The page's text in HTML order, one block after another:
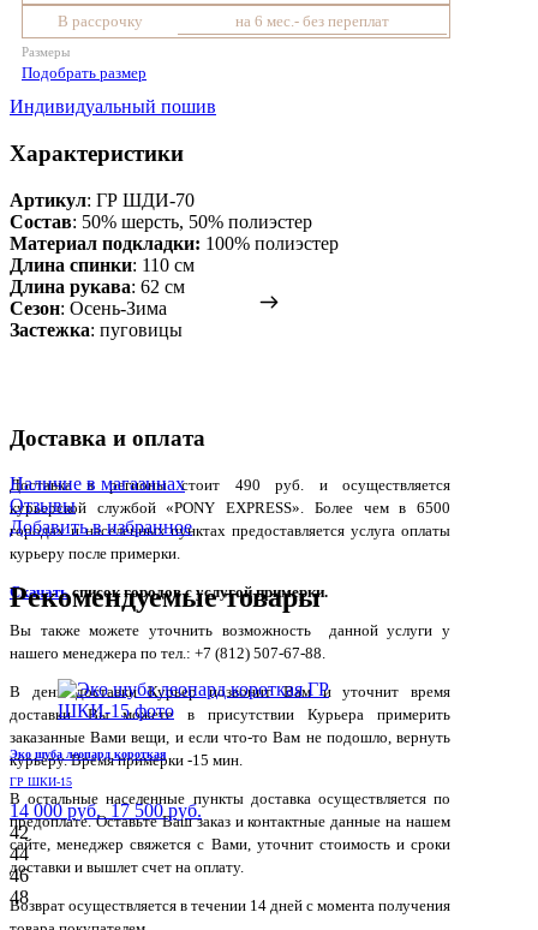
В рассрочку
на 6 мес.- без переплат
Размеры
Подобрать размер
Индивидуальный пошив
Характеристики
Артикул: ГР ШДИ-70
Состав: 50% шерсть, 50% полиэстер
Материал подкладки: 100% полиэстер
Длина спинки: 110 см
Длина рукава: 62 см
Сезон: Осень-Зима
Застежка: пуговицы
Доставка и оплата
Доставка в регионы стоит 490 руб. и осуществляется
курьерской службой «PONY EXPRESS». Более чем в 6500
городах и населенных пунктах предоставляется услуга оплаты
курьеру после примерки.
Скачатьсписок городов с услугой примерки.
Вы также можете уточнить возможность данной услуги у
нашего менеджера по тел.: +7 (812) 507-67-88.
В день доставки Курьер позвонит Вам и уточнит время
доставки. Вы можете в присутствии Курьера примерить
заказанные Вами вещи, и если что-то Вам не подошло, вернуть
курьеру. Время примерки -15 мин.
В остальные населенные пункты доставка осуществляется по
предоплате. Оставьте Ваш заказ и контактные данные на нашем
сайте, менеджер свяжется с Вами, уточнит стоимость и сроки
доставки и вышлет счет на оплату.
Возврат осуществляется в течении 14 дней с момента получения
Наличие в магазинах
Отзывы
Добавить в избранное
Рекомендуемые товары
Эко шуба леопард короткая
ГР ШКИ-15
14 000 руб. 17 500 руб.
42
44
46
48